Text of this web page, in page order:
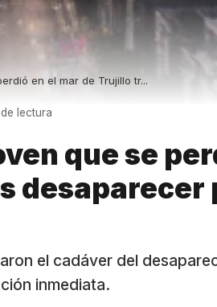
en el mar de Trujillo tr...
lectura
que se
desaparecer
el cadáver del
inmediata.